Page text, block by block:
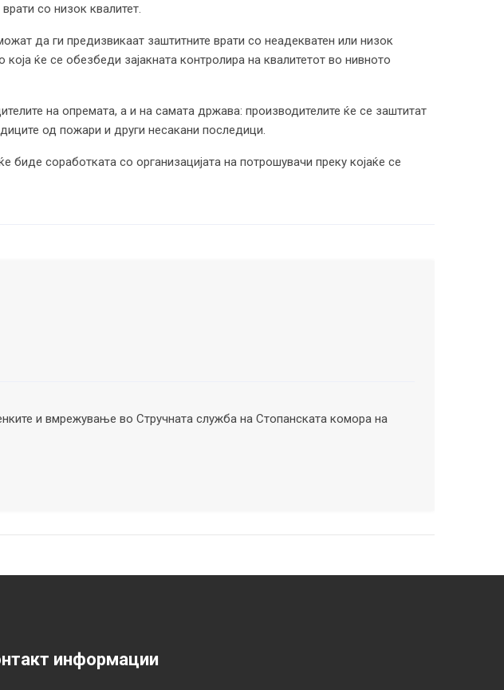
со низок квалитет.
да ги предизвикаат заштитните врати со неадекватен или низок
ќе се обезбеди зајакната контролира на квалитетот во нивното
на опремата, а и на самата држава: производителите ќе се заштитат
од пожари и други несакани последици.
биде соработката со организацијата на потрошувачи преку којаќе се
и вмрежување во Стручната служба на Стопанската комора на
информации